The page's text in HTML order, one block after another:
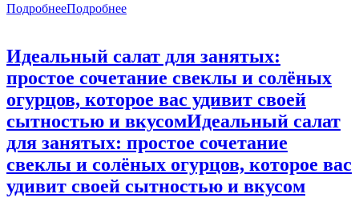
ПодробнееПодробнее
Идеальный салат для занятых:
простое сочетание свеклы и солёных
огурцов, которое вас удивит своей
сытностью и вкусомИдеальный салат
для занятых: простое сочетание
свеклы и солёных огурцов, которое вас
удивит своей сытностью и вкусом